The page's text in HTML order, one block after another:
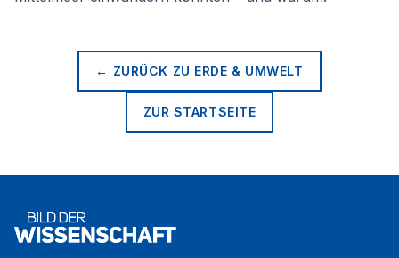
← ZURÜCK ZU ERDE & UMWELT
ZUR STARTSEITE